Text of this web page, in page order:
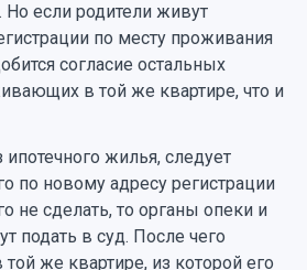
Но если родители живут
по месту проживания
согласие остальных
в той же квартире, что и
жилья, следует
по новому адресу регистрации
не сделать, то органы опеки и
подать в суд. После чего
же квартире, из которой его